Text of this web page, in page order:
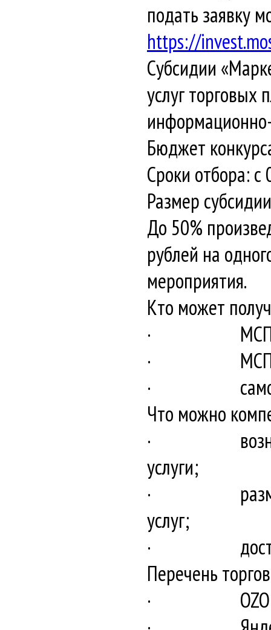
подать заявку
https://
Субсидии
услуг торговых
Бюджет
Сроки отбора:
Размер
До 50%
рублей на
мероприятия.
Кто может
· МСП,
· МСП,
·
Что можно
·
услуги;
·
услуг;
· доставка
Перечень
·